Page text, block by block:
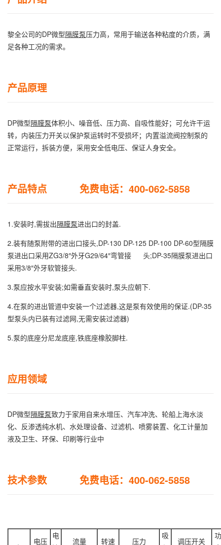
黎全公司的DP微型隔膜泵压力高，常用于输送各种粘度的介质，满
足各种工况的需求。
产品原理
DP微型隔膜泵体积小、噪音低、压力高、自吸性能好；可允许干运
转，内装压力开关以保护泵运转时不受损坏；内置溢流阀控制泵的
正常运行，拆装方便，采用安全低电压、保证人身安全。
产品特点 免费电话：400-062-5858
1.安装时,需拔出隔膜泵进出口的封盖.
2.装有随泵附带的进出口接头,DP-130 DP-125 DP-100 DP-60型隔膜
泵进出口采用ZG3/8″外牙G29/64″弯管接 头;DP-35隔膜泵进出口
采用3/8″外牙软管接头.
3.泵应按水平安装;如需垂直安装时,泵头应朝下.
4.在泵的进出管道中安装一个过滤器,这是泵有效使用的保证.(DP-35
型泵头内已装有过滤网,无需安装过滤器)
5.泵的底座分尼龙底座,铁底座橡胶脚柱.
应用领域
DP微型隔膜泵致力于家用自来水增压、汽车冲洗、轮船上海水淡
化、反渗透纯水机、水处理设备、过滤机、喷雾装置、化工计量加
液及卫生、环保、印刷等行业中
技术参数 免费电话：400-062-5858
电压
电
流量 转速 压力
吸
调压开关
功